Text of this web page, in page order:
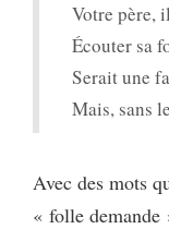
Votre père,
Écouter sa
Serait une
Mais, sans
Avec des mots
« folle